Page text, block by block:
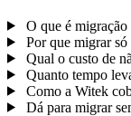
O que é migração
Por que migrar
Qual o custo de
Quanto tempo
Como a Witek
Dá para migrar